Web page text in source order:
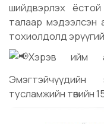
шийдвэрлэх
талаар мэдээлсэн
тохиолдолд
Хэрэв ийм
тусламжийн төвийн